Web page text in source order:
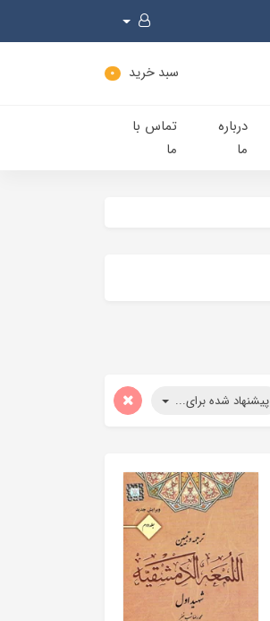
سبد خرید 0
درباره
ما
تماس با
ما
پیشنهاد شده برای...